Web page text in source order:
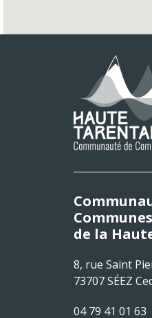
Communes
de la
8, rue Saint
73707 SÉEZ
04 79 41 01 63